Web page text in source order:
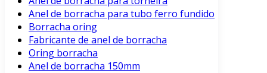
Anel de borracha para tubo ferro fundido
Borracha oring
Fabricante de anel de borracha
Oring borracha
Anel de borracha 150mm